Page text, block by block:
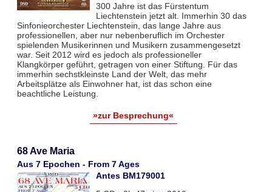
300 Jahre ist das Fürstentum
Liechtenstein jetzt alt. Immerhin 30 das
Sinfonieorchester Liechtenstein, das lange Jahre aus
professionellen, aber nur nebenberuflich im Orchester
spielenden Musikerinnen und Musikern zusammengesetzt
war. Seit 2012 wird es jedoch als professioneller
Klangkörper geführt, getragen von einer Stiftung. Für das
immerhin sechstkleinste Land der Welt, das mehr
Arbeitsplätze als Einwohner hat, ist das schon eine
beachtliche Leistung.
»zur Besprechung«
68 Ave Maria
Aus 7 Epochen - From 7 Ages
Antes BM179001